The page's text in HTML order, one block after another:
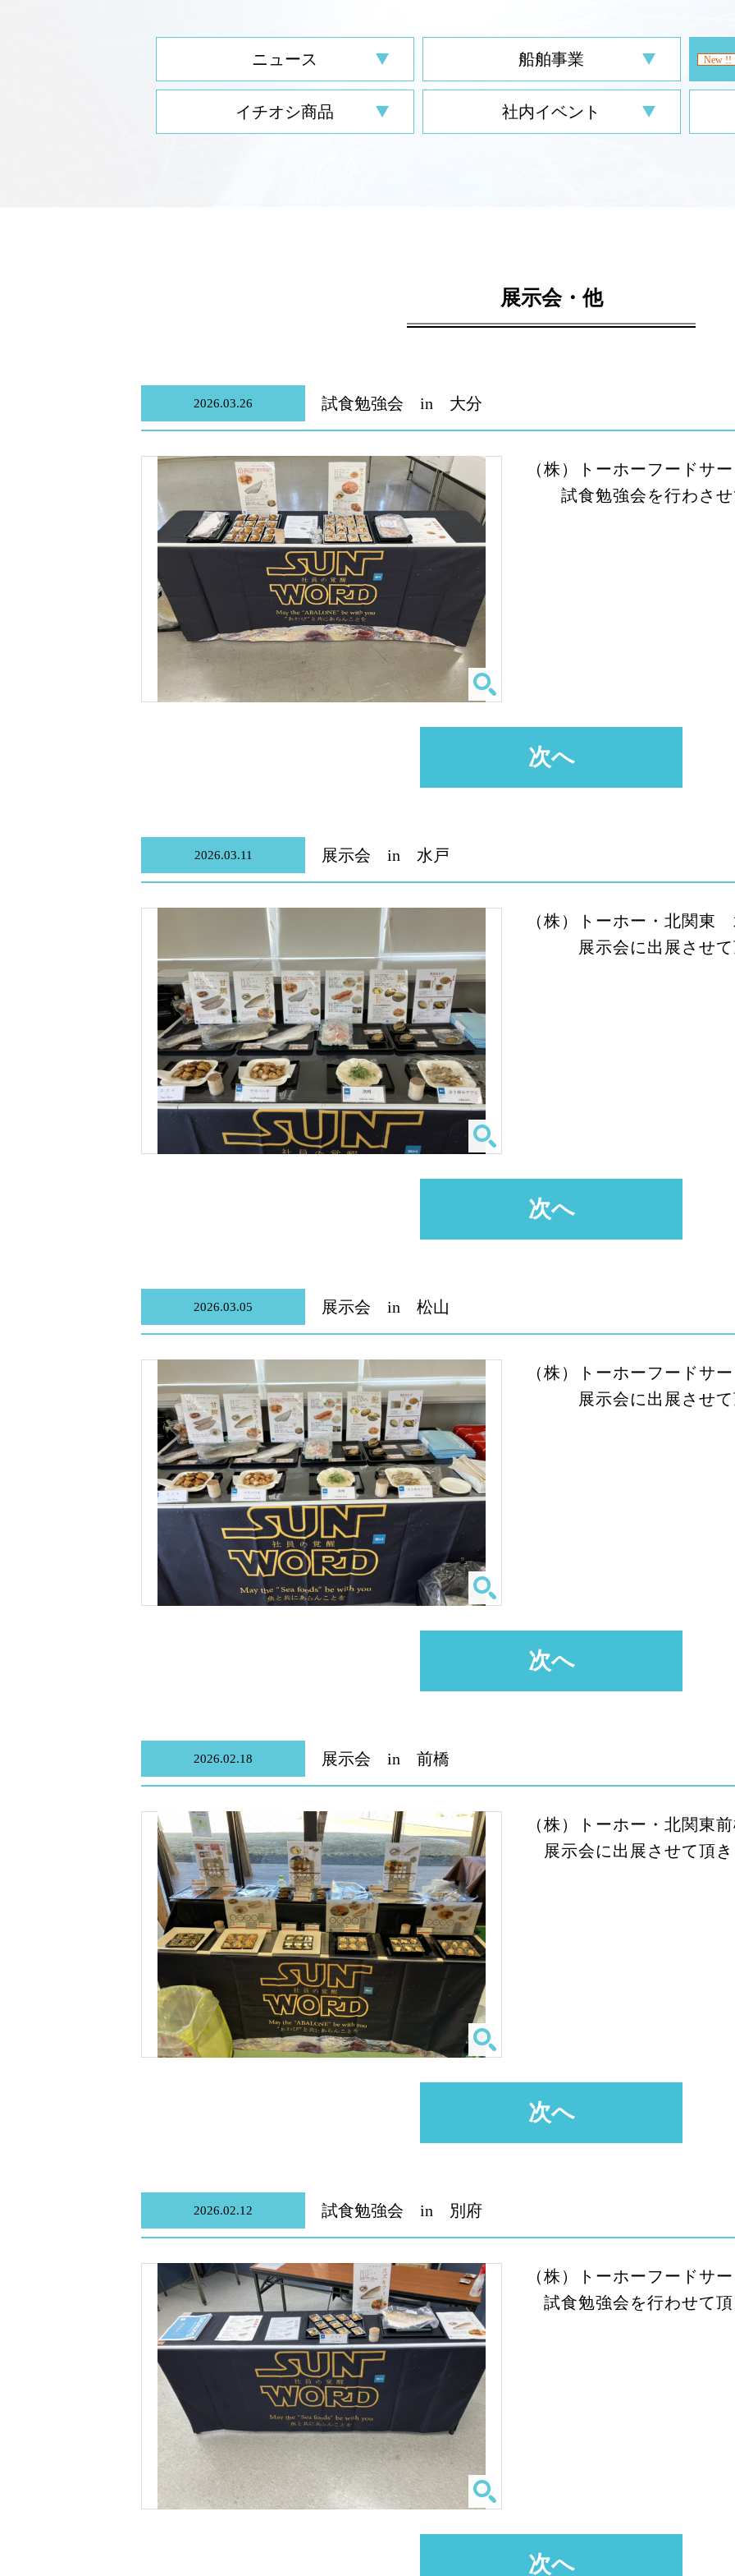
ニュース 船舶事業
イチオシ商品 社内イベント
展示会・他
2026.03.26 試食勉強会 in 大分
（株）トーホーフードサ
試食勉強会を行わさせ
次へ
2026.03.11 展示会 in 水戸
（株）トーホー・北関東
展示会に出展させて
次へ
2026.03.05 展示会 in 松山
（株）トーホーフードサ
展示会に出展させて
次へ
2026.02.18 展示会 in 前橋
（株）トーホー・北関東
展示会に出展させて頂
次へ
2026.02.12 試食勉強会 in 別府
（株）トーホーフードサ
試食勉強会を行わせて
次へ